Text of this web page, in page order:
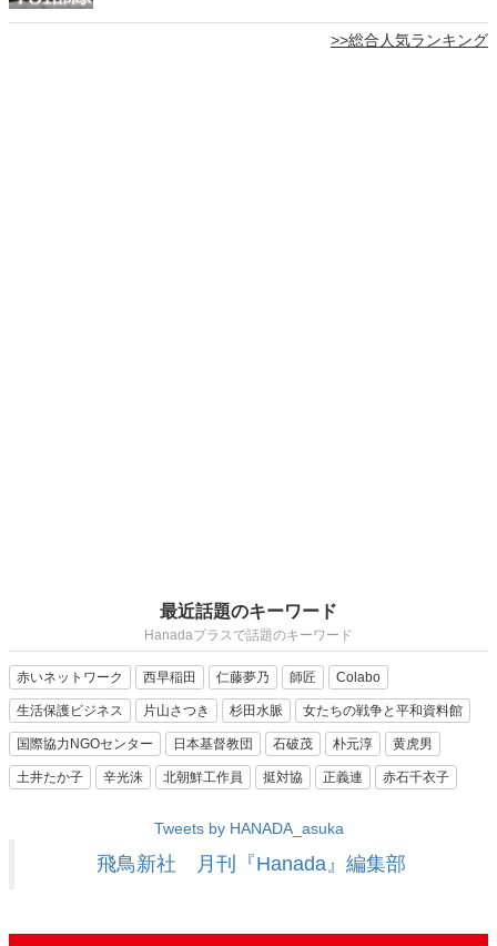
>>総合人気ランキング
最近話題のキーワード
Hanadaプラスで話題のキーワード
赤いネットワーク 西早稲田 仁藤夢乃 師匠 Colabo
生活保護ビジネス 片山さつき 杉田水脈 女たちの戦争と平和資料館
国際協力NGOセンター 日本基督教団 石破茂 朴元淳 黄虎男
土井たか子 辛光洙 北朝鮮工作員 挺対協 正義連 赤石千衣子
Tweets by HANADA_asuka
飛鳥新社 月刊『Hanada』編集部